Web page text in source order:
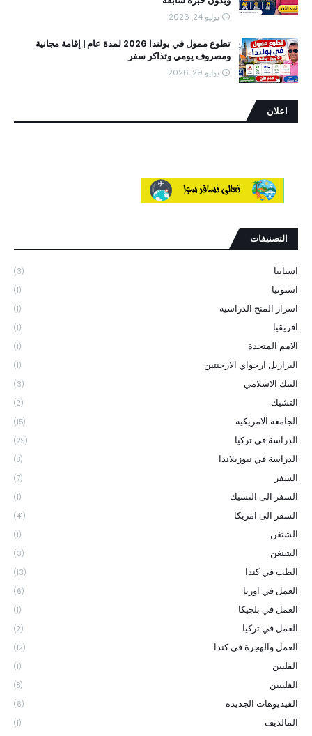
يوليو 24, 2026
تطوع ممول في بولندا 2026 لمدة عام | إقامة مجانية
ومصروف يومي وتذاكر سفر
يوليو 29, 2026
اعلان
التصنيفات
اسبانيا (3)
استونيا (1)
اسرار المنح الدراسية (1)
افريقيا (1)
الامم المتحدة (1)
البرازيل ارجواي الارجنتين (1)
البنك الاسلامي (3)
التشيك (2)
الجامعة الامريكية (15)
الدراسة في تركيا (29)
الدراسة في نيوزيلاندا (8)
السفر (7)
السفر الى التشيك (1)
السفر الى امريكا (41)
الشتغن (1)
الشنغن (3)
الطب في كندا (13)
العمل في اوربا (6)
العمل في بلجيكا (1)
العمل في تركيا (2)
العمل والهجرة في كندا (12)
الفلبين (1)
الفلبيين (8)
الفيديوهات الجديده (6)
المالديف (1)